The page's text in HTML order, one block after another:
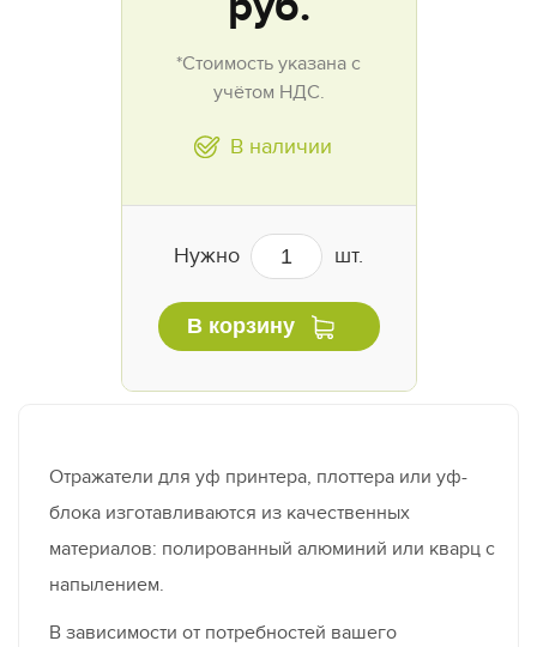
*Стоимость указана с
учётом НДС.
В наличии
Нужно шт.
В корзину
Отражатели для уф принтера, плоттера или уф-
блока изготавливаются из качественных
материалов: полированный алюминий или кварц с
напылением.
В зависимости от потребностей вашего